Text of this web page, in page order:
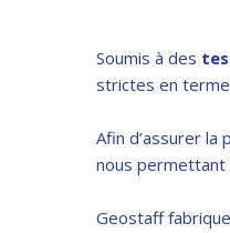
Soumis à des
strictes en
Afin d’assurer la
nous permettant
Geostaff